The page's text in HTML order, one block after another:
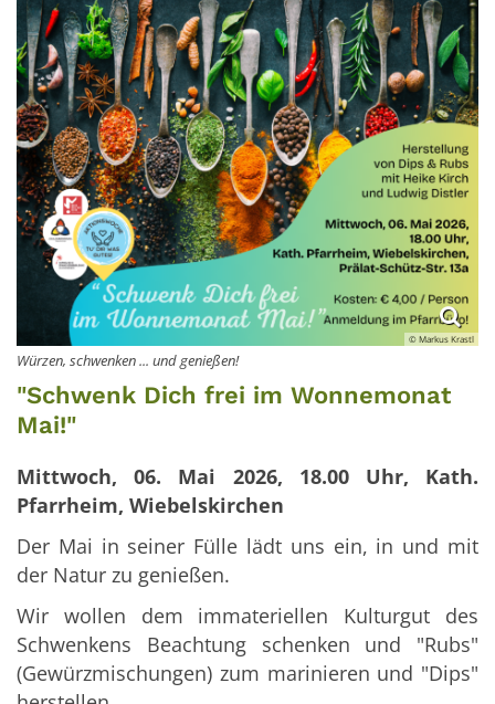
© Markus Krastl
Würzen, schwenken ... und genießen!
"Schwenk Dich frei im Wonnemonat
Mai!"
Mittwoch, 06. Mai 2026, 18.00 Uhr, Kath.
Pfarrheim, Wiebelskirchen
Der Mai in seiner Fülle lädt uns ein, in und mit
der Natur zu genießen.
Wir wollen dem immateriellen Kulturgut des
Schwenkens Beachtung schenken und "Rubs"
(Gewürzmischungen) zum marinieren und "Dips"